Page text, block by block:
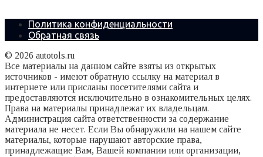
Политика конфиденциальности
Обратная связь
© 2026 autotols.ru
Все материалы на данном сайте взяты из открытых
источников - имеют обратную ссылку на материал в
интернете или присланы посетителями сайта и
предоставляются исключительно в ознакомительных целях.
Права на материалы принадлежат их владельцам.
Администрация сайта ответственности за содержание
материала не несет. Если Вы обнаружили на нашем сайте
материалы, которые нарушают авторские права,
принадлежащие Вам, Вашей компании или организации,